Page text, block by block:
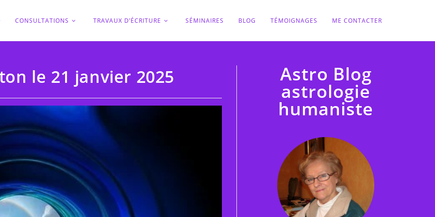
CONSULTATIONS TRAVAUX D’ÉCRITURE SÉMINAIRES BLOG TÉMOIGNAGES ME CONTACTER
le 21 janvier 2025 Astro Blog
astrologie
humaniste